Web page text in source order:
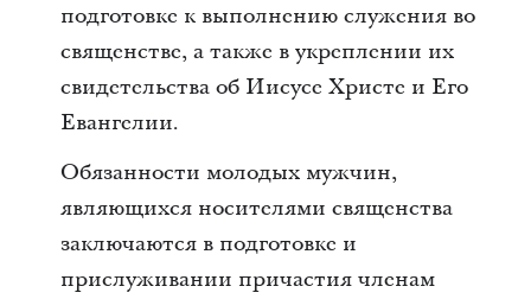
подготовке к выполнению служения во
священстве, а также в укреплении их
свидетельства об Иисусе Христе и Его
Евангелии.
Обязанности молодых мужчин,
являющихся носителями священства
заключаются в подготовке и
прислуживании причастия членам